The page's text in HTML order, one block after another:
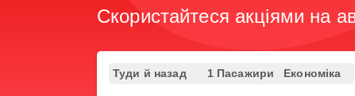
Скористайтеся акціями на
Туди й назад 1 Пасажири Економіка